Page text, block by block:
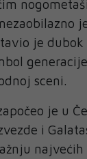
je
sceni.
je u
i